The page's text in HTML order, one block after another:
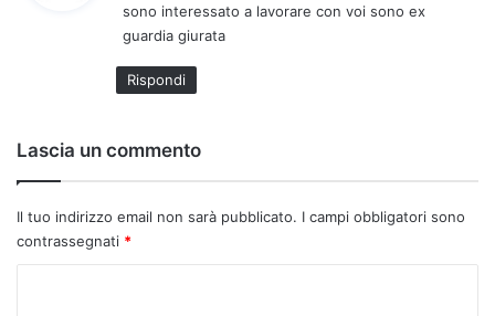
e
t
sono interessato a lavorare con voi sono ex
guardia giurata
Rispondi
Lascia un commento
Il tuo indirizzo email non sarà pubblicato. I campi obbligatori sono
contrassegnati *